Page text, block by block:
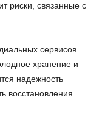
риски, связанные с
сервисов
хранение и
надежность
восстановления